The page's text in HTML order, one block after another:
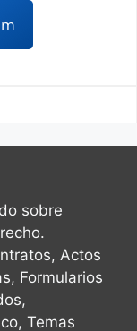
sobre
Actos
Formularios
Temas